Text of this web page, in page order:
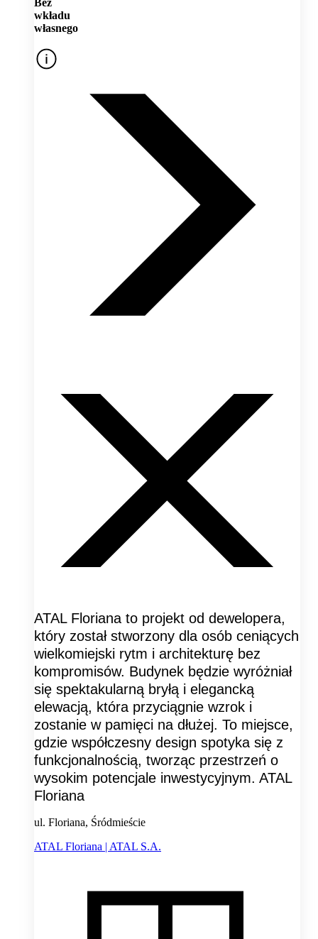
Bez
wkładu
własnego
ATAL Floriana to projekt od dewelopera,
który został stworzony dla osób ceniących
wielkomiejski rytm i architekturę bez
kompromisów. Budynek będzie wyróżniał
się spektakularną bryłą i elegancką
elewacją, która przyciągnie wzrok i
zostanie w pamięci na dłużej. To miejsce,
gdzie współczesny design spotyka się z
funkcjonalnością, tworząc przestrzeń o
wysokim potencjale inwestycyjnym. ATAL
Floriana
ul. Floriana, Śródmieście
ATAL Floriana | ATAL S.A.